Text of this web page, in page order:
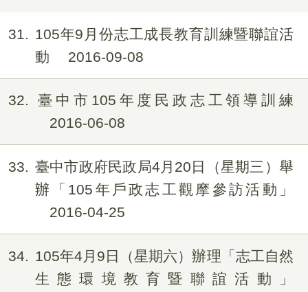
31
105年9月份志工成長教育訓練暨聯誼活
動
2016-09-08
32
臺中市105年度民政志工領導訓練
2016-06-08
33
臺中市政府民政局4月20日（星期三）舉
辦「105年戶政志工觀摩參訪活動」
2016-04-25
34
105年4月9日（星期六）辦理「志工自然
生態環境教育暨聯誼活動」